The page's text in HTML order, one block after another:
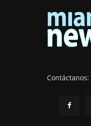
Contáctanos: